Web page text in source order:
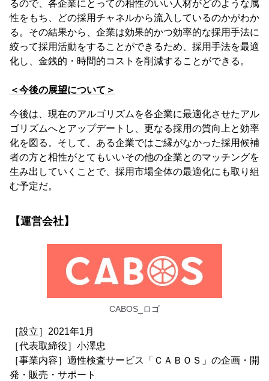
るので、各企業にとっての相性のいい人材がどのような属
性をもち、どの採用チャネルから流入しているのかがわか
る。その結果から、企業は効果的かつ効率的な採用手法に
絞って採用活動をすることができるため、採用手法を最適
化し、金銭的・時間的コストを削減することができる。
＜今後の展望について＞
今後は、現在のアルゴリズムを各企業に最適化させたアル
ゴリズムへとアップデートし、更なる採用の質向上と効率
化を図る。そして、ある企業ではご縁がなかった採用候補
者の方と相性がとてもいいその他の企業とのマッチングを
生み出していくことで、採用市場全体の最適化にも取り組
む予定だ。
【運営会社】
CABOS_ロゴ
［設立］2021年1月
［代表取締役］小澤忠
［事業内容］適性検査サービス「ＣＡＢＯＳ」の企画・開
発・販売・サポート